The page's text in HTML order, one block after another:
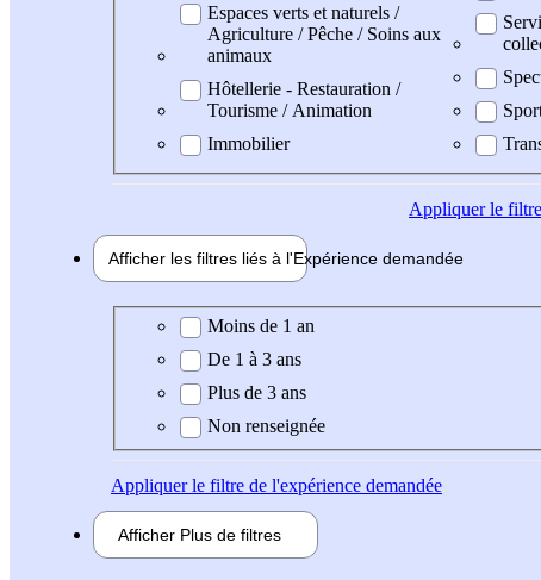
Espaces verts et naturels /
Agriculture / Pêche / Soins aux
animaux
Hôtellerie - Restauration /
Tourisme / Animation
Immobilier
Appliquerle filtre
Afficher les filtres liés à l'Expérience demandée
Expérience demandée
Moins de 1 an
De 1 à 3 ans
Plus de 3 ans
Non renseignée
Appliquerle filtre de l'expérience demandée
Afficher Plus de filtres